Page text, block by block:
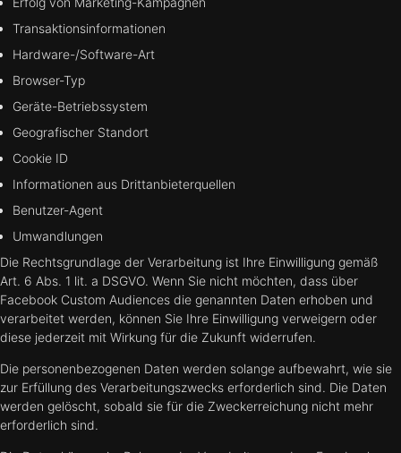
Transaktionsinformationen
Hardware-/Software-Art
Browser-Typ
Geräte-Betriebssystem
Geografischer Standort
Cookie ID
Informationen aus Drittanbieterquellen
Benutzer-Agent
Umwandlungen
Die Rechtsgrundlage der Verarbeitung ist Ihre Einwilligung gemäß
Art. 6 Abs. 1 lit. a DSGVO. Wenn Sie nicht möchten, dass über
Facebook Custom Audiences die genannten Daten erhoben und
verarbeitet werden, können Sie Ihre Einwilligung verweigern oder
diese jederzeit mit Wirkung für die Zukunft widerrufen.
Die personenbezogenen Daten werden solange aufbewahrt, wie sie
zur Erfüllung des Verarbeitungszwecks erforderlich sind. Die Daten
werden gelöscht, sobald sie für die Zweckerreichung nicht mehr
erforderlich sind.